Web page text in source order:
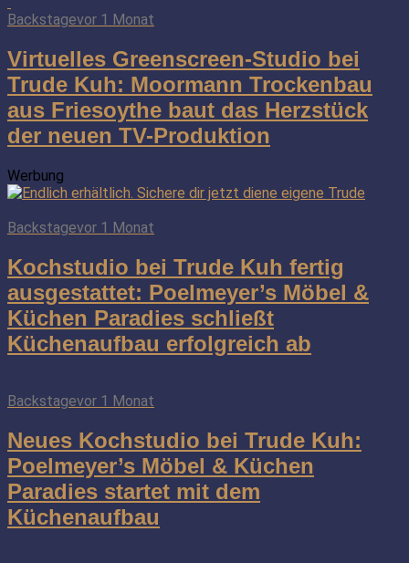
Backstagevor 1 Monat
Virtuelles Greenscreen-Studio bei
Trude Kuh: Moormann Trockenbau
aus Friesoythe baut das Herzstück
der neuen TV-Produktion
Werbung
Backstagevor 1 Monat
Kochstudio bei Trude Kuh fertig
ausgestattet: Poelmeyer’s Möbel &
Küchen Paradies schließt
Küchenaufbau erfolgreich ab
Backstagevor 1 Monat
Neues Kochstudio bei Trude Kuh:
Poelmeyer’s Möbel & Küchen
Paradies startet mit dem
Küchenaufbau